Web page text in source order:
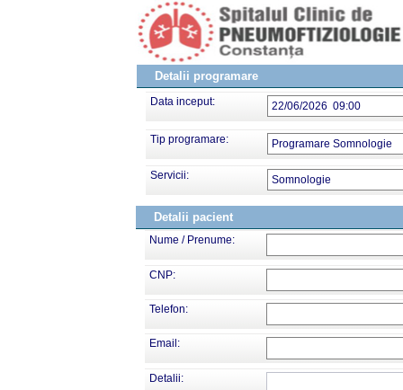
Detalii programare
Data inceput: 22/06/2026 09:00
Tip programare: Programare Somnologie
Servicii: Somnologie
Detalii pacient
Nume / Prenume:
CNP:
Telefon:
Email:
Detalii: